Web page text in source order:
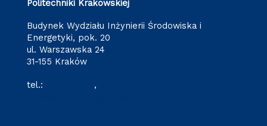
Politechniki Krakowskiej
Budynek Wydziału Inżynierii Środowiska i
Energetyki, pok. 20
ul. Warszawska 24
31-155 Kraków
tel.: ,